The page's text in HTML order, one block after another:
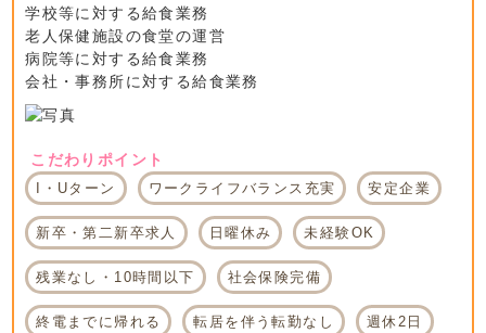
学校等に対する給食業務
老人保健施設の食堂の運営
病院等に対する給食業務
会社・事務所に対する給食業務
こだわりポイント
I・Uターン ワークライフバランス充実 安定企業
新卒・第二新卒求人 日曜休み 未経験OK
残業なし・10時間以下 社会保険完備
終電までに帰れる 転居を伴う転勤なし 週休2日